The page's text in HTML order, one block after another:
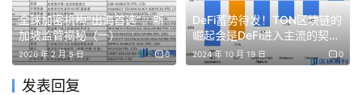
续合约市场，而现货市场仅新增 125 个，这些永续合约大
多是 Memecoin 和 AI 相关的代币合约。
相反，像 MEXC、BingX 和 Gate 这样上线永续合约最多的
交易所，在现货上线方面甚至更加激进。因为对较小资产的
全球加密机构“出海首选”：新
加坡监管揭秘（一）
2026 年 2 月 5 日 0
DeFi蓄势待发！TON区块链的
崛起会是DeFi进入主流的契机
吗？
2024 年 10 月 19 日 0
发表回复